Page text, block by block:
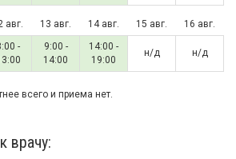
авг. 13 авг. 14 авг. 15 авг.
16 авг.
-
9:00 -
14:00
14:00 -
19:00
н/д н/д
всего и приема нет.
врачу: